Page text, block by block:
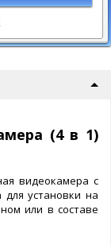
(4 в 1)
видеокамера с
установки на
или в составе